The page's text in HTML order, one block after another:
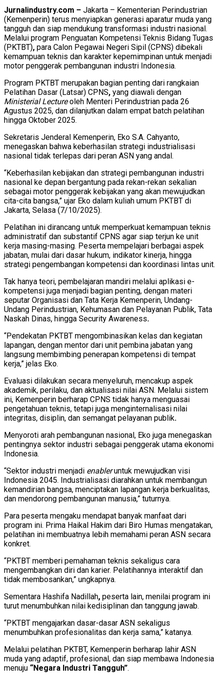
Jurnalindustry.com – Jakarta – Kementerian Perindustrian
(Kemenperin) terus menyiapkan generasi aparatur muda yang
tangguh dan siap mendukung transformasi industri nasional.
Melalui program Penguatan Kompetensi Teknis Bidang Tugas
(PKTBT), para Calon Pegawai Negeri Sipil (CPNS) dibekali
kemampuan teknis dan karakter kepemimpinan untuk menjadi
motor penggerak pembangunan industri Indonesia.
Program PKTBT merupakan bagian penting dari rangkaian
Pelatihan Dasar (Latsar) CPNS, yang diawali dengan
Ministerial Lectureoleh Menteri Perindustrian pada 26
Agustus 2025, dan dilanjutkan dalam empat batch pelatihan
hingga Oktober 2025.
Sekretaris Jenderal Kemenperin, Eko S.A. Cahyanto,
menegaskan bahwa keberhasilan strategi industrialisasi
nasional tidak terlepas dari peran ASN yang andal.
“Keberhasilan kebijakan dan strategi pembangunan industri
nasional ke depan bergantung pada rekan-rekan sekalian
sebagai motor penggerak kebijakan yang akan mewujudkan
cita-cita bangsa,” ujar Eko dalam kuliah umum PKTBT di
Jakarta, Selasa (7/10/2025).
Pelatihan ini dirancang untuk memperkuat kemampuan teknis
administratif dan substantif CPNS agar siap terjun ke unit
kerja masing-masing. Peserta mempelajari berbagai aspek
jabatan, mulai dari dasar hukum, indikator kinerja, hingga
strategi pengembangan kompetensi dan koordinasi lintas unit.
Tak hanya teori, pembelajaran mandiri melalui aplikasi e-
kompetensi juga menjadi bagian penting, dengan materi
seputar Organisasi dan Tata Kerja Kemenperin, Undang-
Undang Perindustrian, Kehumasan dan Pelayanan Publik, Tata
Naskah Dinas, hingga Security Awareness.
“Pendekatan PKTBT mengombinasikan kelas dan kegiatan
lapangan, dengan mentor dari unit pembina jabatan yang
langsung membimbing penerapan kompetensi di tempat
kerja,” jelas Eko.
Evaluasi dilakukan secara menyeluruh, mencakup aspek
akademik, perilaku, dan aktualisasi nilai ASN. Melalui sistem
ini, Kemenperin berharap CPNS tidak hanya menguasai
pengetahuan teknis, tetapi juga menginternalisasi nilai
integritas, disiplin, dan semangat pelayanan publik.
Menyoroti arah pembangunan nasional, Eko juga menegaskan
pentingnya sektor industri sebagai penggerak utama ekonomi
Indonesia.
“Sektor industri menjadi enableruntuk mewujudkan visi
Indonesia 2045. Industrialisasi diarahkan untuk membangun
kemandirian bangsa, menciptakan lapangan kerja berkualitas,
dan mendorong pembangunan manusia,” tuturnya.
Para peserta mengaku mendapat banyak manfaat dari
program ini. Prima Haikal Hakim dari Biro Humas mengatakan,
pelatihan ini membuatnya lebih memahami peran ASN secara
konkret.
“PKTBT memberi pemahaman teknis sekaligus cara
mengembangkan diri dan karier. Pelatihannya interaktif dan
tidak membosankan,” ungkapnya.
Sementara Hashifa Nadillah, peserta lain, menilai program ini
turut menumbuhkan nilai kedisiplinan dan tanggung jawab.
“PKTBT mengajarkan dasar-dasar ASN sekaligus
menumbuhkan profesionalitas dan kerja sama,” katanya.
Melalui pelatihan PKTBT, Kemenperin berharap lahir ASN
muda yang adaptif, profesional, dan siap membawa Indonesia
menuju “Negara Industri Tangguh”.